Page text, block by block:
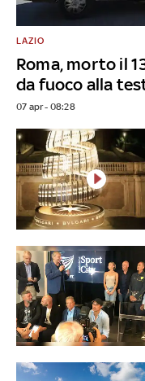
Roma, morto il
da fuoco alla
LAZIO
07 apr - 08:28